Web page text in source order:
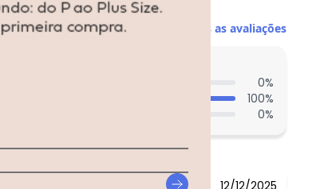
Ver todas as avaliações
0%
100%
0%
12/12/2025